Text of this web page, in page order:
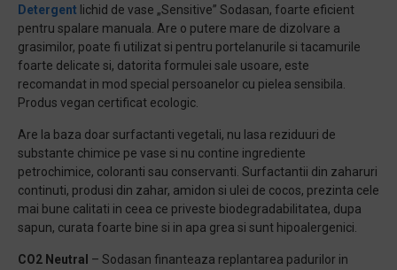
Detergent lichid de vase „Sensitive” Sodasan, foarte eficient
pentru spalare manuala. Are o putere mare de dizolvare a
grasimilor, poate fi utilizat si pentru portelanurile si tacamurile
foarte delicate si, datorita formulei sale usoare, este
recomandat in mod special persoanelor cu pielea sensibila.
Produs vegan certificat ecologic.
Are la baza doar surfactanti vegetali, nu lasa reziduuri de
substante chimice pe vase si nu contine ingrediente
petrochimice, coloranti sau conservanti. Surfactantii din zaharuri
continuti, produsi din zahar, amidon si ulei de cocos, prezinta cele
mai bune calitati in ceea ce priveste biodegradabilitatea, dupa
sapun, curata foarte bine si in apa grea si sunt hipoalergenici.
CO2 Neutral – Sodasan finanteaza replantarea padurilor in